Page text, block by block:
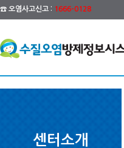
☎ 오염사고신고 : 1666-0128
센터소개